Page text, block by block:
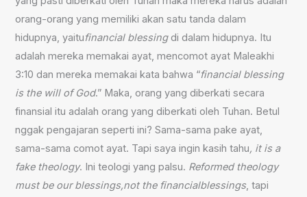
orang-orang yang memiliki akan satu tanda dalam
hidupnya, yaitufinancial blessingdi dalam hidupnya. Itu
adalah mereka memakai ayat, mencomot ayat Maleakhi
3:10 dan mereka memakai kata bahwa “financial blessing
is the will of God.” Maka, orang yang diberkati secara
finansial itu adalah orang yang diberkati oleh Tuhan. Betul
nggak pengajaran seperti ini? Sama-sama pake ayat,
sama-sama comot ayat. Tapi saya ingin kasih tahu, it is a
fake theology. Ini teologi yang palsu. Reformed theology
must be our blessings,not the financialblessings, tapi